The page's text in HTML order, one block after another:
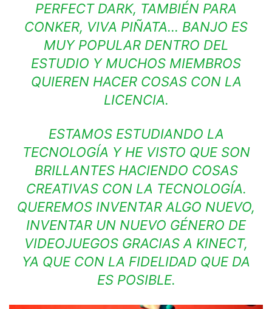
PERFECT DARK, TAMBIÉN PARA
CONKER, VIVA PIÑATA… BANJO ES
MUY POPULAR DENTRO DEL
ESTUDIO Y MUCHOS MIEMBROS
QUIEREN HACER COSAS CON LA
LICENCIA.
ESTAMOS ESTUDIANDO LA
TECNOLOGÍA Y HE VISTO QUE SON
BRILLANTES HACIENDO COSAS
CREATIVAS CON LA TECNOLOGÍA.
QUEREMOS INVENTAR ALGO NUEVO,
INVENTAR UN NUEVO GÉNERO DE
VIDEOJUEGOS GRACIAS A KINECT,
YA QUE CON LA FIDELIDAD QUE DA
ES POSIBLE.